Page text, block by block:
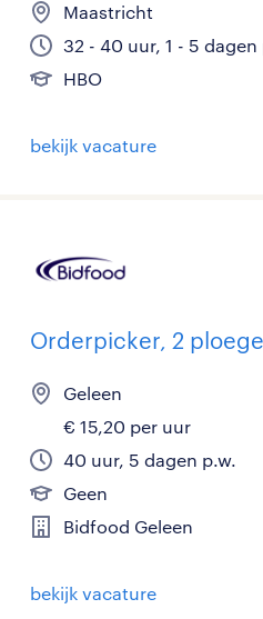
Maastricht
32 - 40 uur, 1 - 5 dagen
HBO
bekijk vacature
Orderpicker, 2
Geleen
€ 15,20 per uur
40 uur, 5 dagen p.w.
Geen
Bidfood Geleen
bekijk vacature